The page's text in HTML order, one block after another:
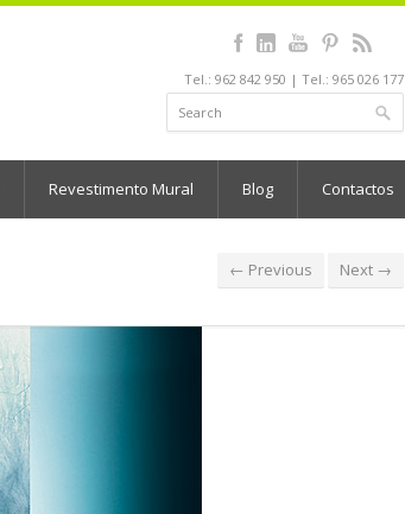
Tel.: 962 842 950 | Tel.: 965 026 177
Revestimento Mural Blog Contactos
← Previous Next →